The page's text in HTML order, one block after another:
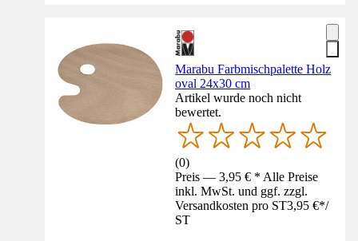
Marabu Farbmischpalette Holz
oval 24x30 cm
Artikel wurde noch nicht
bewertet.
(0)
Preis — 3,95 € * Alle Preise
inkl. MwSt. und ggf. zzgl.
Versandkosten pro ST3,95 €*/
ST